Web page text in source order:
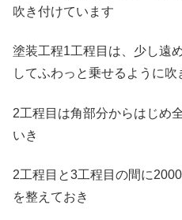
吹き付けています
塗装工程1工程目は、少し遠
してふわっと乗せるように吹
2工程目は角部分からはじめ
いき
2工程目と3工程目の間に
を整えておき